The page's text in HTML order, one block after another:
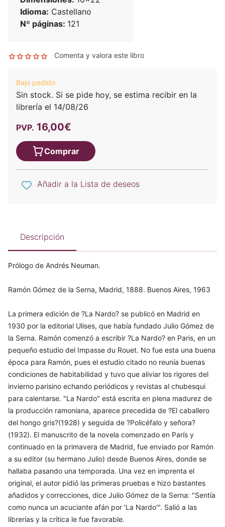
Idioma: Castellano
Nº páginas: 121
Comenta y valora este libro
Bajo pedido
Sin stock. Si se pide hoy, se estima recibir en la
librería el 14/08/26
PVP. 16,00€
Comprar
Añadir a la Lista de deseos
Descripción
Prólogo de Andrés Neuman.
Ramón Gómez de la Serna, Madrid, 1888. Buenos Aires, 1963
La primera edición de ?La Nardo? se publicó en Madrid en
1930 por la editorial Ulises, que había fundado Julio Gómez de
la Serna. Ramón comenzó a escribir ?La Nardo? en Paris, en un
pequeño estudio del Impasse du Rouet. No fue esta una buena
época para Ramón, pues el estudio citado no reunía buenas
condiciones de habitabilidad y tuvo que aliviar los rigores del
invierno parisino echando periódicos y revistas al chubesqui
para calentarse. "La Nardo" está escrita en plena madurez de
la producción ramoniana, aparece precedida de ?El caballero
del hongo gris?(1928) y seguida de ?Policéfalo y señora?
(1932). El manuscrito de la novela comenzado en París y
continuado en la primavera de Madrid, fue enviado por Ramón
a su editor (su hermano Julio) desde Buenos Aires, donde se
hallaba pasando una temporada. Una vez en imprenta el
original, el autor pidió las primeras pruebas e hizo bastantes
añadidos y correcciones, dice Julio Gómez de la Serna: "Sentía
como nunca un acuciante afán por 'La Nardo'". Salió a las
librerías y la crítica le fue favorable.